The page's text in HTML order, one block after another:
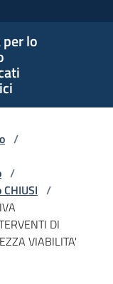
lo
/
/
/
DI
VIABILITA'